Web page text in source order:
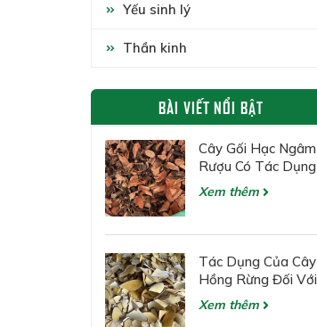
Yếu sinh lý
Thần kinh
BÀI VIẾT NỔI BẬT
Cây Gối Hạc Ngâm
Rượu Có Tác Dụng
Gì?
Xem thêm
Tác Dụng Của Cây
Hồng Rừng Đối Với
Các Bệnh Về Gan
Xem thêm